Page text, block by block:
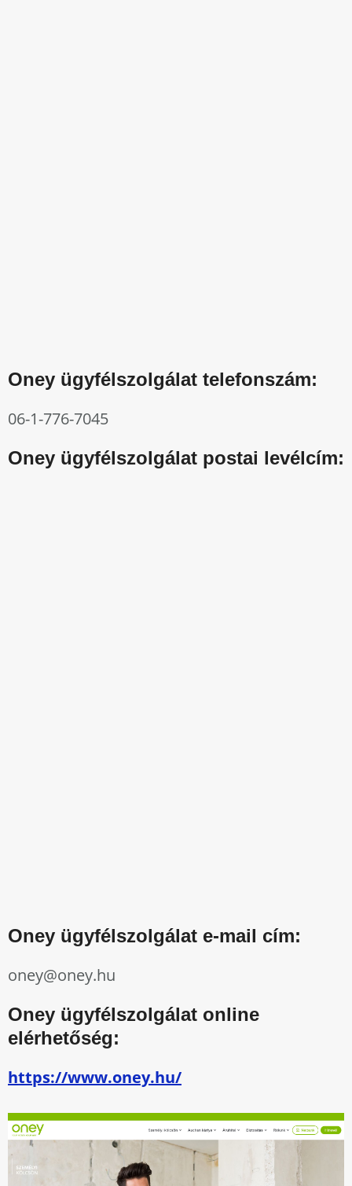
Oney ügyfélszolgálat telefonszám:
06-1-776-7045
Oney ügyfélszolgálat postai levélcím:
Oney ügyfélszolgálat e-mail cím:
oney@oney.hu
Oney ügyfélszolgálat online
elérhetőség:
https://www.oney.hu/